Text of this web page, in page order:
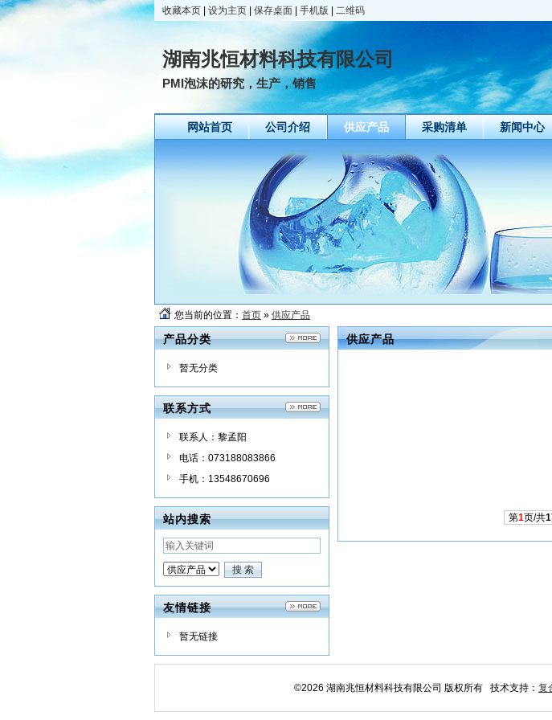
收藏本页 设为主页 保存桌面 手机版 二维码
湖南兆恒材料科技有限公司
PMI泡沫的研究，生产，销售
网站首页 公司介绍 供应产品 采购清单 新闻中心
您当前的位置： 首页 » 供应产品
产品分类
暂无分类
联系方式
联系人：黎孟阳
电话：073188083866
手机：13548670696
站内搜索
友情链接
暂无链接
供应产品
第1页/共1
©2026 湖南兆恒材料科技有限公司 版权所有 技术支持： 复